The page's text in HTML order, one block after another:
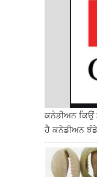
ਕਨੇਡੀਅਨ ਕਿਉਂ
ਹੈ ਕਨੇਡੀਅਨ ਝੰਡੇ